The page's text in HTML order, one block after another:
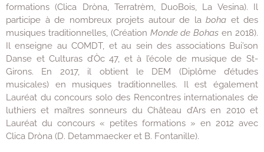
formations (Clica Dròna, Terratrèm, DuoBois, La Vesina). Il
participe à de nombreux projets autour de la boha et des
musiques traditionnelles, (Création Monde de Bohas en 2018).
Il enseigne au COMDT, et au sein des associations Bui’son
Danse et Culturas d’Òc 47, et à l’école de musique de St-
Girons. En 2017, il obtient le DEM (Diplôme d’études
musicales) en musiques traditionnelles. Il est également
Lauréat du concours solo des Rencontres internationales de
luthiers et maîtres sonneurs du Château d’Ars en 2010 et
Lauréat du concours « petites formations » en 2012 avec
Clica Dròna (D. Detammaecker et B. Fontanille).